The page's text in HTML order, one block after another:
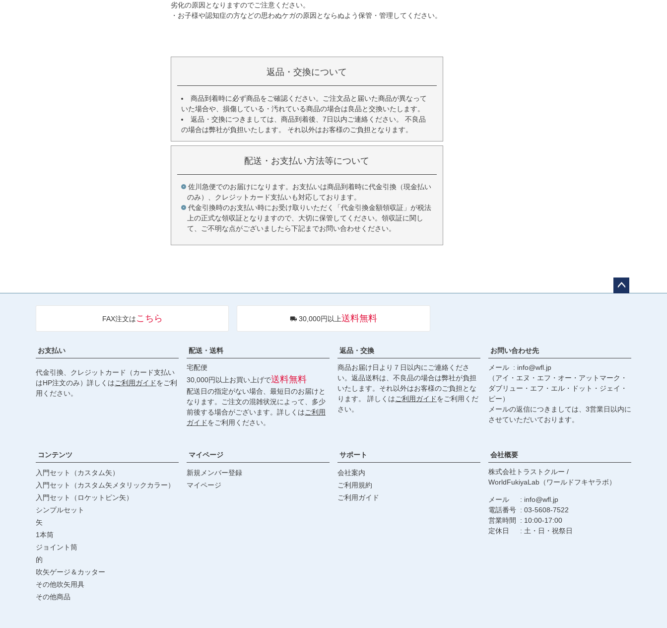
劣化の原因となりますのでご注意ください。
・お子様や認知症の方などの思わぬケガの原因とならぬよう保管・管理してください。
返品・交換について
商品到着時に必ず商品をご確認ください。ご注文品と届いた商品が異なって
いた場合や、損傷している・汚れている商品の場合は良品と交換いたします。
返品・交換につきましては、商品到着後、7日以内ご連絡ください。 不良品
の場合は弊社が負担いたします。 それ以外はお客様のご負担となります。
配送・お支払い方法等について
佐川急便でのお届けになります。お支払いは商品到着時に代金引換（現金払い
のみ）、クレジットカード支払いも対応しております。
代金引換時のお支払い時にお受け取りいただく「代金引換金額領収証」が税法
上の正式な領収証となりますので、大切に保管してください。領収証に関し
て、ご不明な点がございましたら下記までお問い合わせください。
FAX注文はこちら 30,000円以上送料無料
お支払い
代金引換、クレジットカード（カード支払い
はHP注文のみ）詳しくはご利用ガイドをご利
用ください。
配送・送料
宅配便
30,000円以上お買い上げで送料無料
配送日の指定がない場合、最短日のお届けと
なります。ご注文の混雑状況によって、多少
前後する場合がございます。詳しくはご利用
ガイドをご利用ください。
返品・交換
商品お届け日より７日以内にご連絡くださ
い。返品送料は、不良品の場合は弊社が負担
いたします。それ以外はお客様のご負担とな
ります。 詳しくはご利用ガイドをご利用くだ
さい。
お問い合わせ先
メール
info@wfl.jp
（アイ・エヌ・エフ・オー・アットマーク・
ダブリュー・エフ・エル・ドット・ジェイ・
ピー）
メールの返信につきましては、3営業日以内に
させていただいております。
コンテンツ
入門セット（カスタム矢）
入門セット（カスタム矢メタリックカラー）
入門セット（ロケットピン矢）
シンプルセット
矢
1本筒
ジョイント筒
的
吹矢ゲージ＆カッター
その他吹矢用具
その他商品
マイページ
新規メンバー登録
マイページ
サポート
会社案内
ご利用規約
ご利用ガイド
会社概要
株式会社トラストクルー /
WorldFukiyaLab（ワールドフキヤラボ）
メール
info@wfl.jp
電話番号
03-5608-7522
営業時間
10:00-17:00
定休日
土・日・祝祭日